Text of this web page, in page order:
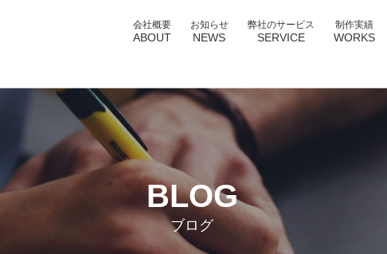
会社概要
ABOUT
お知らせ
NEWS
弊社のサービス
SERVICE
制作実績
WORKS
BLOG
ブログ